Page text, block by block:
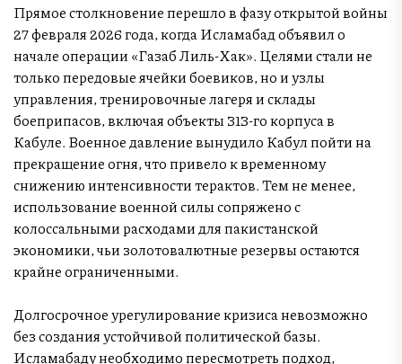
Прямое столкновение перешло в фазу открытой войны
27 февраля 2026 года, когда Исламабад объявил о
начале операции «Газаб Лиль-Хак». Целями стали не
только передовые ячейки боевиков, но и узлы
управления, тренировочные лагеря и склады
боеприпасов, включая объекты 313-го корпуса в
Кабуле. Военное давление вынудило Кабул пойти на
прекращение огня, что привело к временному
снижению интенсивности терактов. Тем не менее,
использование военной силы сопряжено с
колоссальными расходами для пакистанской
экономики, чьи золотовалютные резервы остаются
крайне ограниченными.
Долгосрочное урегулирование кризиса невозможно
без создания устойчивой политической базы.
Исламабаду необходимо пересмотреть подход,